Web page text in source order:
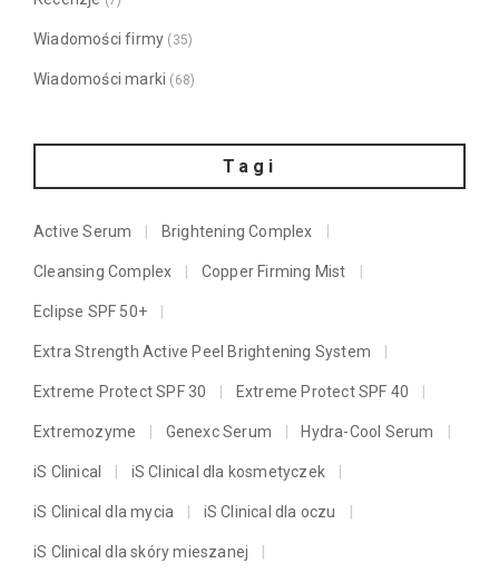
Wiadomości firmy (35)
Wiadomości marki (68)
Tagi
Active Serum Brightening Complex
Cleansing Complex Copper Firming Mist
Eclipse SPF 50+
Extra Strength Active Peel Brightening System
Extreme Protect SPF 30 Extreme Protect SPF 40
Extremozyme Genexc Serum Hydra-Cool Serum
iS Clinical iS Clinical dla kosmetyczek
iS Clinical dla mycia iS Clinical dla oczu
iS Clinical dla skóry mieszanej